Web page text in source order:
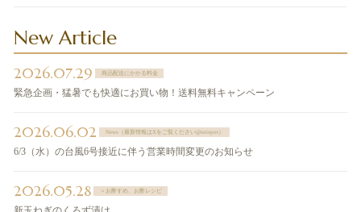
New Article
2026.07.29 商品配送にかかる料金
緊急企画・猛暑でも快適にお買い物！送料無料キャンペーン
2026.06.02 News（最新情報はXをご覧ください@sntspot）
6/3（水）の台風6号接近に伴う営業時間変更のお知らせ
2026.05.28 ＞お酢すめ、お酢レシピ